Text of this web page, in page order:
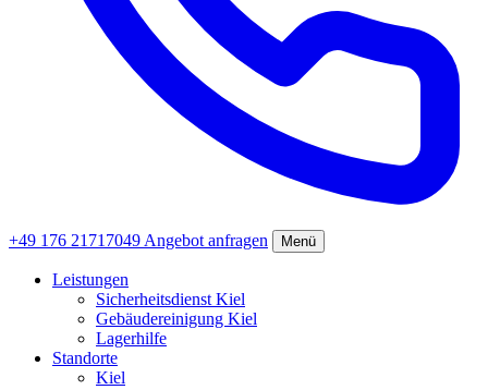
+49 176 21717049 Angebot anfragen Menü
Leistungen
Sicherheitsdienst Kiel
Gebäudereinigung Kiel
Lagerhilfe
Standorte
Kiel